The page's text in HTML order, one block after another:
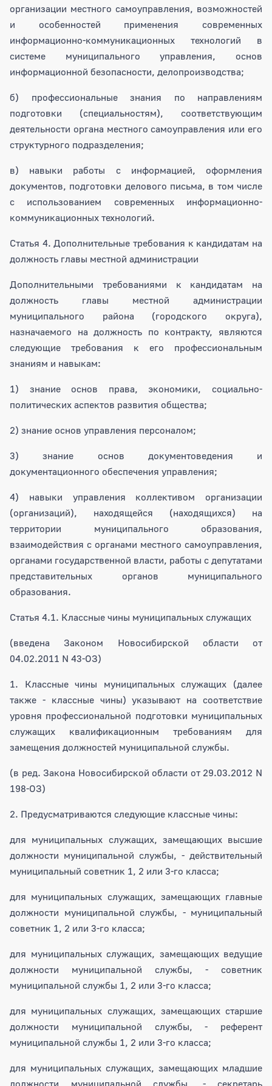
организации местного самоуправления, возможностей
и особенностей применения современных
информационно-коммуникационных технологий в
системе муниципального управления, основ
информационной безопасности, делопроизводства;
б) профессиональные знания по направлениям
подготовки (специальностям), соответствующим
деятельности органа местного самоуправления или его
структурного подразделения;
в) навыки работы с информацией, оформления
документов, подготовки делового письма, в том числе
с использованием современных информационно-
коммуникационных технологий.
Статья 4. Дополнительные требования к кандидатам на
должность главы местной администрации
Дополнительными требованиями к кандидатам на
должность главы местной администрации
муниципального района (городского округа),
назначаемого на должность по контракту, являются
следующие требования к его профессиональным
знаниям и навыкам:
1) знание основ права, экономики, социально-
политических аспектов развития общества;
2) знание основ управления персоналом;
3) знание основ документоведения и
документационного обеспечения управления;
4) навыки управления коллективом организации
(организаций), находящейся (находящихся) на
территории муниципального образования,
взаимодействия с органами местного самоуправления,
органами государственной власти, работы с депутатами
представительных органов муниципального
образования.
Статья 4.1. Классные чины муниципальных служащих
(введена Законом Новосибирской области от
04.02.2011 N 43-ОЗ)
1. Классные чины муниципальных служащих (далее
также - классные чины) указывают на соответствие
уровня профессиональной подготовки муниципальных
служащих квалификационным требованиям для
замещения должностей муниципальной службы.
(в ред. Закона Новосибирской области от 29.03.2012 N
198-ОЗ)
2. Предусматриваются следующие классные чины:
для муниципальных служащих, замещающих высшие
должности муниципальной службы, - действительный
муниципальный советник 1, 2 или 3-го класса;
для муниципальных служащих, замещающих главные
должности муниципальной службы, - муниципальный
советник 1, 2 или 3-го класса;
для муниципальных служащих, замещающих ведущие
должности муниципальной службы, - советник
муниципальной службы 1, 2 или 3-го класса;
для муниципальных служащих, замещающих старшие
должности муниципальной службы, - референт
муниципальной службы 1, 2 или 3-го класса;
для муниципальных служащих, замещающих младшие
должности муниципальной службы, - секретарь